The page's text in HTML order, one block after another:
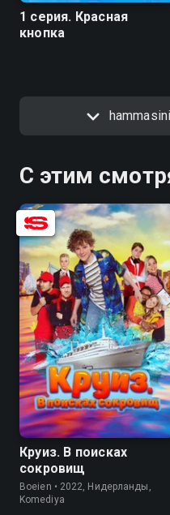
1 серия. Красная
кнопка
С этим
7.3 4.3
Круиз. В поисках
сокровищ
Boeien • 2022, Нидерланды,
Komediya